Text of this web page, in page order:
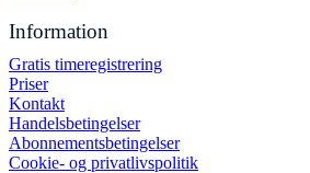
Information
Gratis timeregistrering
Priser
Kontakt
Handelsbetingelser
Abonnementsbetingelser
Cookie- og privatlivspolitik